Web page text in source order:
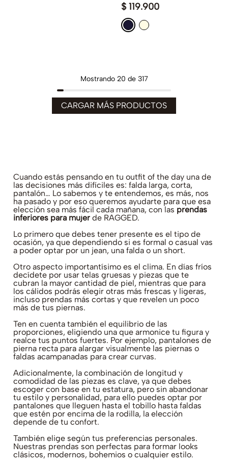
$ 119.900
Mostrando 20 de 317
Cuando estás pensando en tu outfit of the day una de
las decisiones más difíciles es: falda larga, corta,
pantalón… Lo sabemos y te entendemos, es más, nos
ha pasado y por eso queremos ayudarte para que esa
elección sea más fácil cada mañana, con las prendas
inferiores para mujer de RAGGED.
Lo primero que debes tener presente es el tipo de
ocasión, ya que dependiendo si es formal o casual vas
a poder optar por un jean, una falda o un short.
Otro aspecto importantísimo es el clima. En días fríos
decídete por usar telas gruesas y piezas que te
cubran la mayor cantidad de piel, mientras que para
los cálidos podrás elegir otras más frescas y ligeras,
incluso prendas más cortas y que revelen un poco
más de tus piernas.
Ten en cuenta también el equilibrio de las
proporciones, eligiendo una que armonice tu figura y
realce tus puntos fuertes. Por ejemplo, pantalones de
pierna recta para alargar visualmente las piernas o
faldas acampanadas para crear curvas.
Adicionalmente, la combinación de longitud y
comodidad de las piezas es clave, ya que debes
escoger con base en tu estatura, pero sin abandonar
tu estilo y personalidad, para ello puedes optar por
pantalones que lleguen hasta el tobillo hasta faldas
que estén por encima de la rodilla, la elección
depende de tu confort.
También elige según tus preferencias personales.
Nuestras prendas son perfectas para formar looks
clásicos, modernos, bohemios o cualquier estilo.